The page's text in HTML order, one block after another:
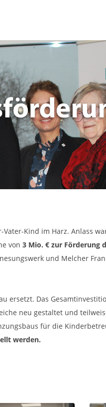
Kind im Harz. Anlass
von 3 Mio. € zur Förderung
und Melcher
ersetzt. Das
neu gestaltet und
für die
werden.